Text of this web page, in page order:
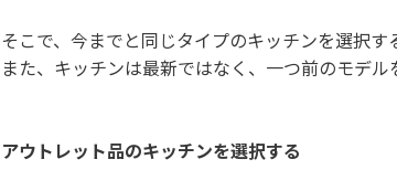
そこで、今までと同じタイプのキッチンを選択す
また、キッチンは最新ではなく、一つ前のモデル
アウトレット品のキッチンを選択する